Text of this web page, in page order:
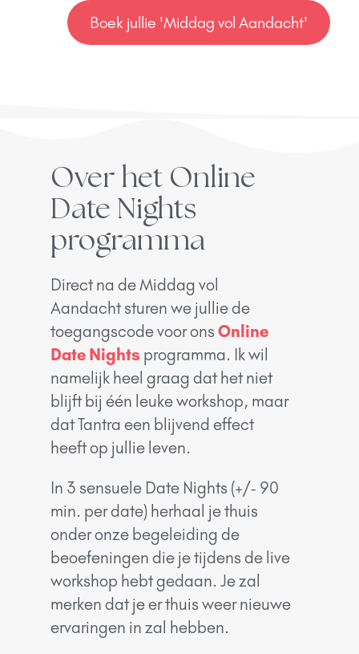
Boek jullie 'Middag vol Aandacht'
Over het Online
Date Nights
programma
Direct na de Middag vol
Aandacht sturen we jullie de
toegangscode voor ons Online
Date Nights programma. Ik wil
namelijk heel graag dat het niet
blijft bij één leuke workshop, maar
dat Tantra een blijvend effect
heeft op jullie leven.
In 3 sensuele Date Nights (+/- 90
min. per date) herhaal je thuis
onder onze begeleiding de
beoefeningen die je tijdens de live
workshop hebt gedaan. Je zal
merken dat je er thuis weer nieuwe
ervaringen in zal hebben.